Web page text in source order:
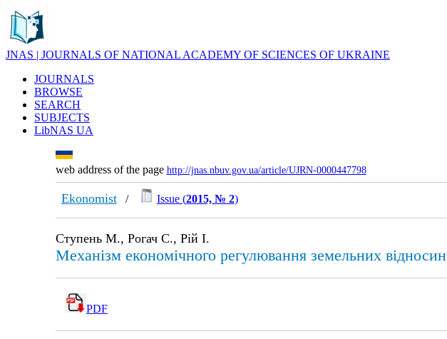
JNAS | JOURNALS OF NATIONAL ACADEMY OF SCIENCES OF UKRAINE
JOURNALS
BROWSE
SEARCH
SUBJECTS
LibNAS UA
web address of the page http://jnas.nbuv.gov.ua/article/UJRN-0000447798
Ekonomist/ Issue (2015, № 2)
Ступень М., Рогач С., Рій І.
Механізм економічного регулювання земельних відносин
PDF